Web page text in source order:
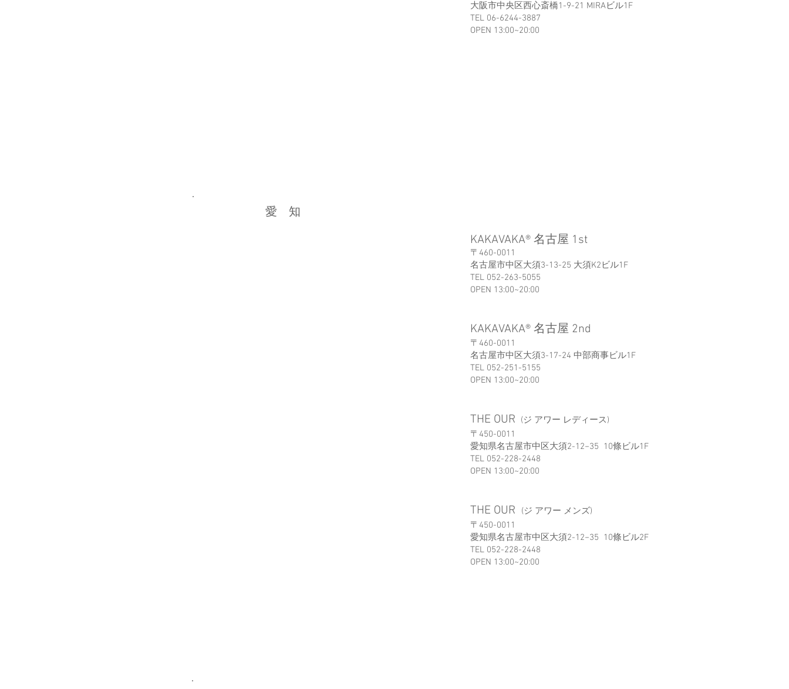
愛 知
大阪市中央区西心斎橋1-9-21 MIRAビル1F
TEL 06-6244-3887
OPEN 13:00~20:00
KAKAVAKA®︎ 名古屋 1st
〒460-0011
名古屋市中区大須3-13-25 大須K2ビル1F
TEL 052-263-5055
OPEN 13:00~20:00
KAKAVAKA®︎ 名古屋 2nd
〒460-0011
名古屋市中区大須3-17-24 中部商事ビル1F
TEL 052-251-5155
OPEN 13:00~20:00
THE OUR
(ジ アワー レディース)
〒450-0011
愛知県名古屋市中区大須2-12−35 10條ビル1F
TEL 052-228-2448
OPEN 13:00~20:00
THE OUR
(ジ アワー メンズ)
〒450-0011
愛知県名古屋市中区大須2-12−35 10條ビル2F
TEL 052-228-2448
OPEN 13:00~20:00